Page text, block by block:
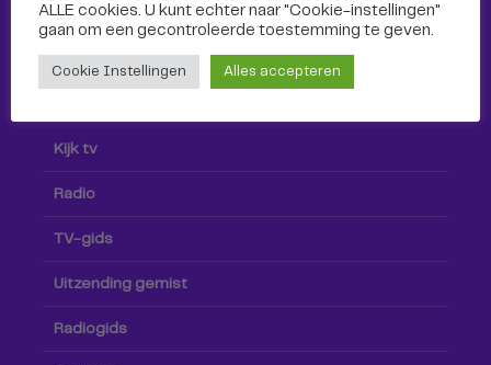
Kijk tv
Radio
TV-gids
Uitzending gemist
Radiogids
ALLE cookies. U kunt echter naar "Cookie-instellingen"
gaan om een ​​gecontroleerde toestemming te geven.
Cookie Instellingen Alles accepteren